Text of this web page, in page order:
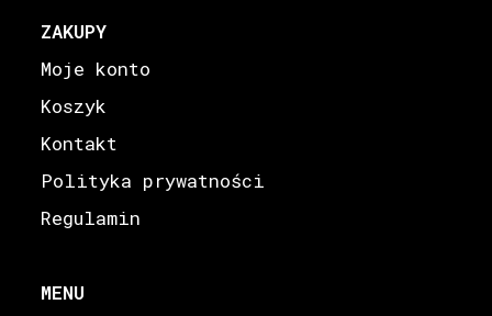
ZAKUPY
Moje konto
Koszyk
Kontakt
Polityka prywatności
Regulamin
MENU